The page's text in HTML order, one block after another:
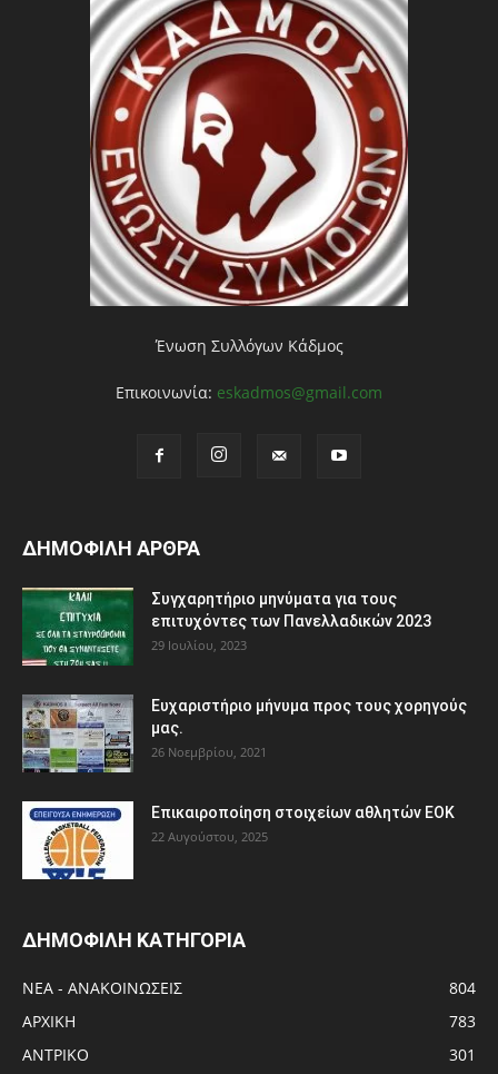
Ένωση Συλλόγων Κάδμος
Επικοινωνία: eskadmos@gmail.com
ΔΗΜΟΦΙΛΗ ΑΡΘΡΑ
Συγχαρητήριο μηνύματα για τους
επιτυχόντες των Πανελλαδικών 2023
29 Ιουλίου, 2023
Ευχαριστήριο μήνυμα προς τους χορηγούς
μας.
26 Νοεμβρίου, 2021
Eπικαιροποίηση στοιχείων αθλητών ΕΟΚ
22 Αυγούστου, 2025
ΔΗΜΟΦΙΛΗ ΚΑΤΗΓΟΡΙΑ
ΝΕΑ - ΑΝΑΚΟΙΝΩΣΕΙΣ
804
ΑΡΧΙΚΗ
783
ΑΝTΡΙΚΟ
301